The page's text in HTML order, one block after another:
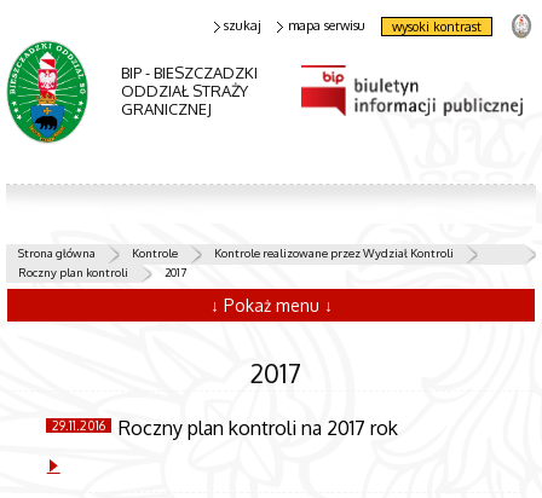
BIP - BIESZCZADZKI
ODDZIAŁ STRAŻY
GRANICZNEJ
szukaj mapa serwisu wysoki kontrast
Strona główna Kontrole
Kontrole realizowane przez Wydział Kontroli
Roczny plan kontroli
2017
↓ Pokaż menu ↓
2017
29.11.2016 Roczny plan kontroli na 2017 rok